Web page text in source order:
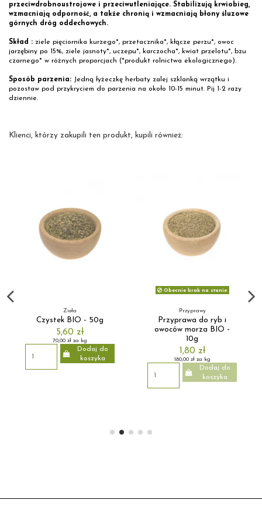
przeciwdrobnoustrojowe i przeciwutleniające. Stabilizują krwiobieg,
wzmacniają odporność, a także chronią i wzmacniają błony śluzowe
górnych dróg oddechowych.
Skład : ziele pięciornika kurzego*, przetacznika*, kłącze perzu*, owoc
jarzębiny po 15%, ziele jasnoty*, uczepu*, karczocha*, kwiat przelotu*, bzu
czarnego* w różnych proporcjach (*produkt rolnictwa ekologicznego).
Sposób parzenia: Jedną łyżeczkę herbaty zalej szklanką wrzątku i
pozostaw pod przykryciem do parzenia na około 10-15 minut. Pij 1-2 razy
dziennie.
Klienci, którzy zakupili ten produkt, kupili również:
Zioła
Czystek BIO - 50g
5,60 zł
70,00 zł za kg
Dodaj do
koszyka
Obecnie brak na stanie
Przyprawy
Przyprawa do ryb i
owoców morza BIO -
10g
1,80 zł
180,00 zł za kg
Dodaj do
koszyka